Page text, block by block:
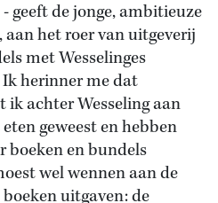
geeft de jonge, ambitieuze
het roer van uitgeverij
met Wesselinges
herinner me dat
achter Wesseling aan
geweest en hebben
boeken en bundels
wel wennen aan de
uitgaven: de